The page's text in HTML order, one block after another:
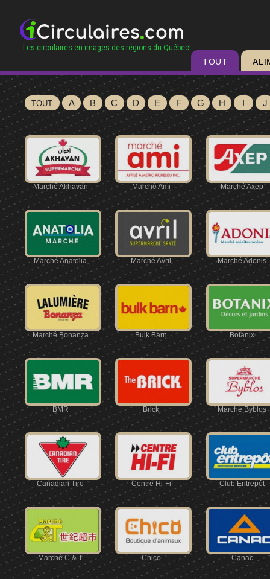
Les circulaires en images des régions du Québec!
TOUT
TOUT A B C D E F G H I J
Marché Akhavan Marché Ami Marché Axep
Marché Anatolia Marché Avril Marché Adonis
Marché Bonanza Bulk Barn Botanix
BMR Brick Marché Byblos
Canadian Tire Centre Hi-Fi Club Entrepôt
Marché C & T Chico Canac